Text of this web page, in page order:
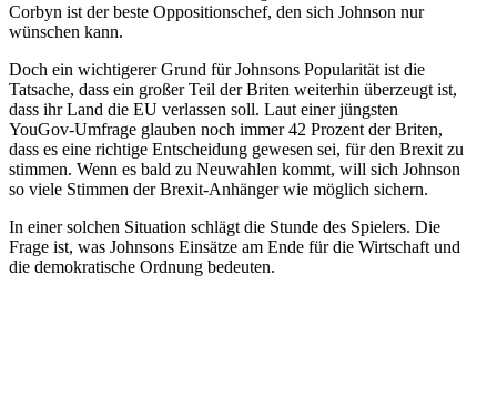
Corbyn ist der beste Opposi­ti­onschef, den sich Johnson nur
wünschen kann.
Doch ein wichti­gerer Grund für Johnsons Popula­rität ist die
Tatsache, dass ein großer Teil der Briten weiterhin überzeugt ist,
dass ihr Land die EU verlassen soll. Laut einer jüngsten
YouGov-Umfrage glauben noch immer 42 Prozent der Briten,
dass es eine richtige Entscheidung gewesen sei, für den Brexit zu
stimmen. Wenn es bald zu Neuwahlen kommt, will sich Johnson
so viele Stimmen der Brexit-Anhänger wie möglich sichern.
In einer solchen Situation schlägt die Stunde des Spielers. Die
Frage ist, was Johnsons Einsätze am Ende für die Wirtschaft und
die demokra­tische Ordnung bedeuten.